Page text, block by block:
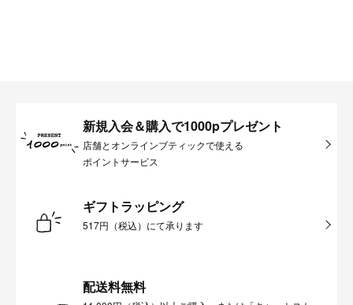
新規入会＆購入で1000pプレゼント
店舗とオンラインブティックで使える
ポイントサービス
ギフトラッピング
517円（税込）にて承ります
配送料無料